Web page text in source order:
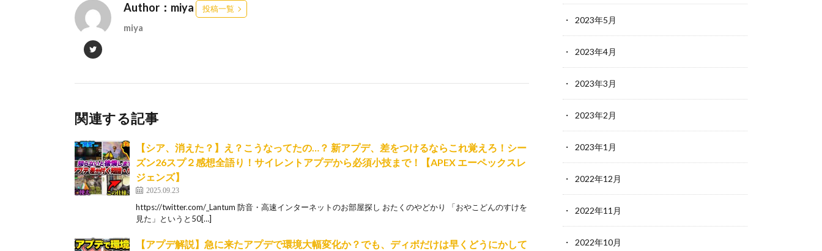
Author：miya 投稿一覧
miya
関連する記事
【シア、消えた？】え？こうなってたの…？ 新アプデ、差をつけるならこれ覚えろ！シー
ズン26スプ２感想全語り！サイレントアプデから必須小技まで！【APEX エーペックスレ
ジェンズ】
2025.09.23
https://twitter.com/_Lantum 防音・高速インターネットのお部屋探し おたくのやどかり 「おやこどんのすけを
見た」というと50[…]
【アプデ解説】急に来たアプデで環境大幅変化か？でも、ディボだけは早くどうにかして
2023年5月
2023年4月
2023年3月
2023年2月
2023年1月
2022年12月
2022年11月
2022年10月